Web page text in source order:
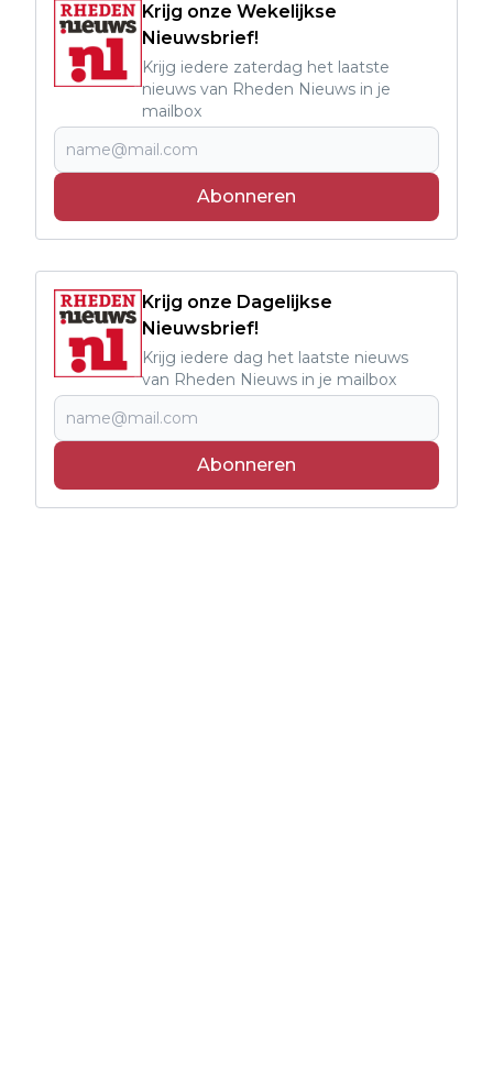
Krijg onze Wekelijkse
Nieuwsbrief!
Krijg iedere zaterdag het laatste
nieuws van Rheden Nieuws in je
mailbox
Abonneren
Krijg onze Dagelijkse
Nieuwsbrief!
Krijg iedere dag het laatste nieuws
van Rheden Nieuws in je mailbox
Abonneren